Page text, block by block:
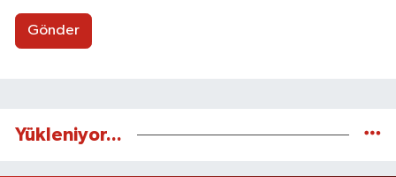
Gönder
Yükleniyor...